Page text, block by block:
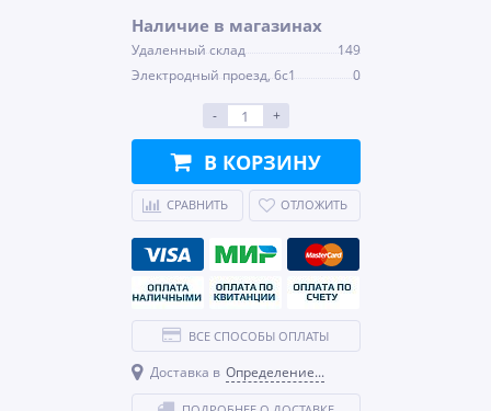
Наличие в магазинах
Удаленный склад
149
Электродный проезд, 6с1
0
- +
В КОРЗИНУ
СРАВНИТЬ ОТЛОЖИТЬ
ВСЕ СПОСОБЫ ОПЛАТЫ
Доставка в Определение...